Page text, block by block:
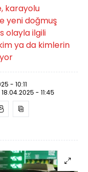
karayolu
yeni doğmuş
olayla ilgili
ya da kimlerin
- 10:11
18.04.2025 - 11:45